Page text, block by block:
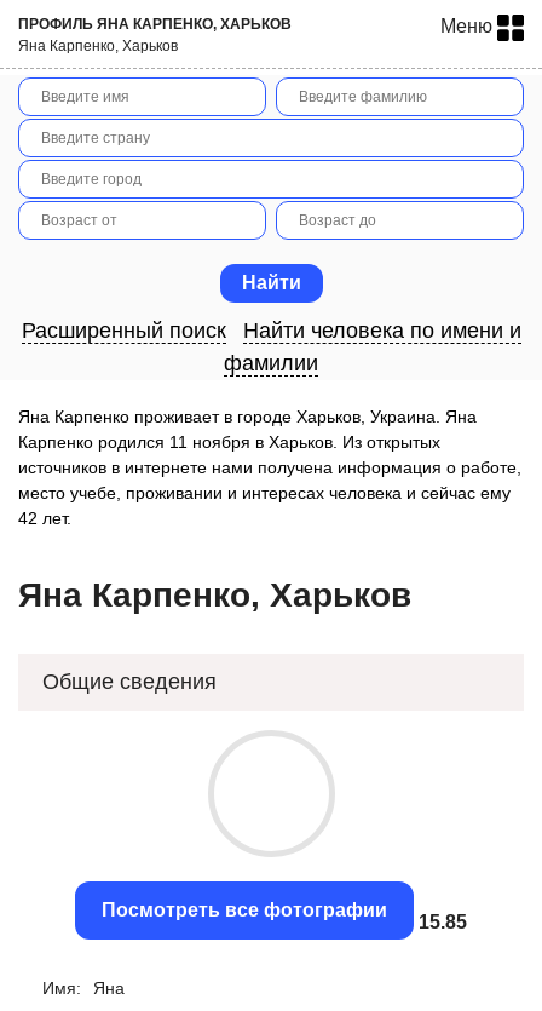
ПРОФИЛЬ ЯНА КАРПЕНКО, ХАРЬКОВ
Яна Карпенко, Харьков
Меню
Расширенный поиск
Найти человека по имени и
фамилии
Яна Карпенко проживает в городе Харьков, Украина. Яна
Карпенко родился 11 ноября в Харьков. Из открытых
источников в интернете нами получена информация о работе,
место учебе, проживании и интересах человека и сейчас ему
42 лет.
Яна Карпенко, Харьков
Общие сведения
Посмотреть все фотографии
15.55
Имя:
Яна